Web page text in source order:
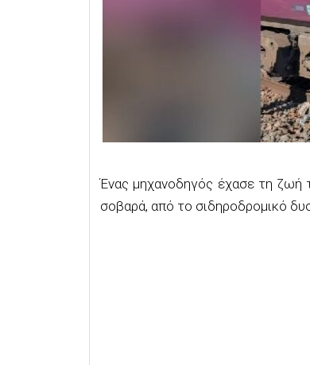
Ένας μηχανοδηγός έχασε τη ζωή
σοβαρά, από το σιδηροδρομικό